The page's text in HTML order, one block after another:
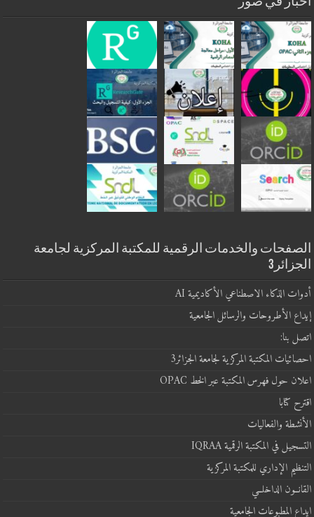
الصفحات والخدمات الرقمية للمكتبة المركزية لجامعة
الجزائر3
أدوات الذكاء الاصطناعي الأكاديمية AI
إيداع الأطروحات والرسائل الجامعية
اتصل بنا:
احصائيات المكتبة المركزية لجامعة الجزائر3
اعلان حول فهرس المكتبة عبر الخط OPAC
اقترح كتابا
الأنشطة والفعاليات
التسجيل في المكتبة الرقمية IQRAA
التنظيم الإداري للمكتبة المركزية
القانــون الداخلــي
ايداع المطبوعات الجامعية